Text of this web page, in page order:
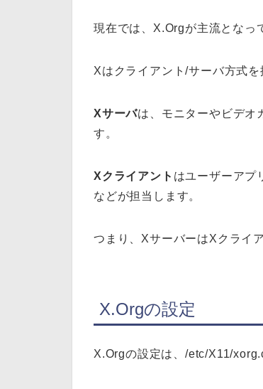
現在では、X.Orgが主流となっ
Xはクライアント/サーバ方式を
Xサーバは、モニターやビデオ
す。
Xクライアント はユーザーアプ
などが担当します。
つまり、XサーバーはXクライ
X.Orgの設定
X.Orgの設定は、/etc/X11/